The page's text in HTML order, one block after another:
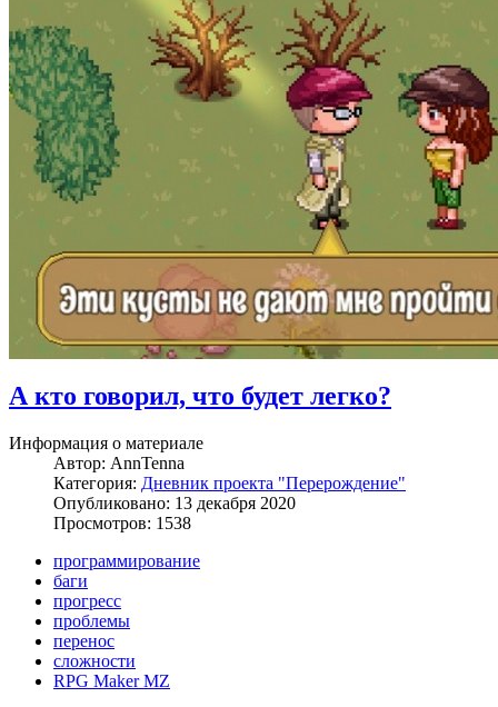
А кто говорил, что будет легко?
Информация о материале
Автор: AnnTenna
Категория: Дневник проекта "Перерождение"
Опубликовано: 13 декабря 2020
Просмотров: 1538
программирование
баги
прогресс
проблемы
перенос
сложности
RPG Maker MZ